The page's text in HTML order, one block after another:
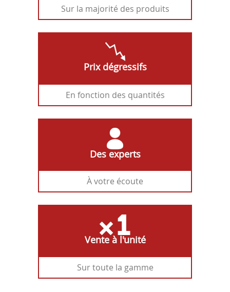
Sur la majorité des produits
Prix dégressifs
En fonction des quantités
Des experts
À votre écoute
Vente à l'unité
Sur toute la gamme